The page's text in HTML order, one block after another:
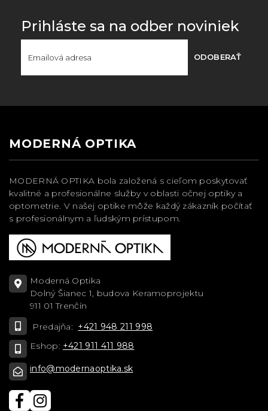
Prihláste sa na odber noviniek
ODOBERAŤ
MODERNÁ OPTIKA
MODERNÁ OPTIKA bola založená s cieľom poskytovať
kvalitné a profesionálne služby v oblasti očnej optiky a
optometrie. V našej optike môže každý zákazník počítať
s profesionálnym a ľudským prístupom.
Moderná Optika
Dolný Šianec 1, budova Keramoprojektu
911 01 Trenčín
Predajňa: +421 948 211 998
Eshop: +421 911 411 988
info@modernaoptika.sk